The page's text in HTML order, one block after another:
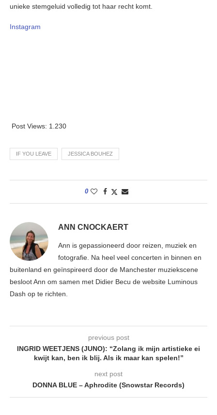
unieke stemgeluid volledig tot haar recht komt.
Instagram
Post Views: 1.230
IF YOU LEAVE JESSICA BOUHEZ
0
ANN CNOCKAERT
Ann is gepassioneerd door reizen, muziek en
fotografie. Na heel veel concerten in binnen en
buitenland en geïnspireerd door de Manchester muziekscene
besloot Ann om samen met Didier Becu de website Luminous
Dash op te richten.
previous post
INGRID WEETJENS (JUNO): “Zolang ik mijn artistieke ei
kwijt kan, ben ik blij. Als ik maar kan spelen!”
next post
DONNA BLUE – Aphrodite (Snowstar Records)